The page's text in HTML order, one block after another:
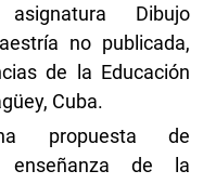
Dibujo
no publicada,
de la Educación
Cuba.
propuesta de
enseñanza de la